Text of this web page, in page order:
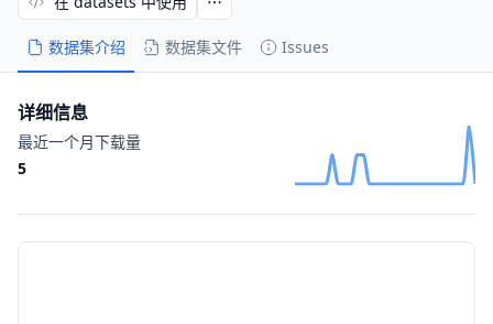
数据集介绍 数据集文件 Issues
详细信息
最近一个月下载量
5